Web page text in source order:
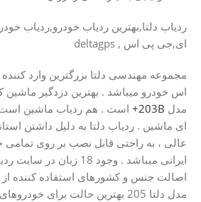
ردیاب دلتا,بهترین ردیاب خودرو,ردیاب
ای,جی پی اس , deltagps
مجموعه مهندسی دلتا بزرگترین وارد
اس خودرو میباشد . بهترین دزدگیر ماشین
مدل
است . هم ردیاب ماشین است
ای ماشین . ردیاب دلتا به دلیل داشتن
عالی ، به راحتی قابل نصب بر روی
ایرانی میباشد . وجود 18
اصالت جنس و کشورهای استفاده کننده از
مدل دلتا 205 بهترین حالت برای